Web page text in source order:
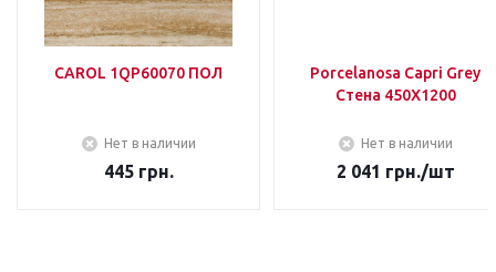
CAROL 1QP60070 ПОЛ
Нет в наличии
445грн.
Porcelanosa Capri Grey
Стена 450Х1200
Нет в наличии
2 041 грн./шт